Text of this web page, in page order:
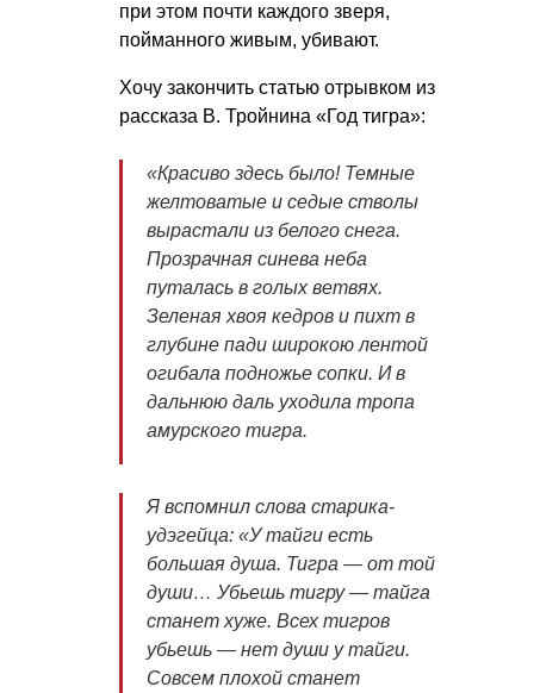
при этом почти каждого зверя,
пойманного живым, убивают.
Хочу закончить статью отрывком из
рассказа В. Тройнина «Год тигра»:
«Красиво здесь было! Темные
желтоватые и седые стволы
вырастали из белого снега.
Прозрачная синева неба
путалась в голых ветвях.
Зеленая хвоя кедров и пихт в
глубине пади широкою лентой
огибала подножье сопки. И в
дальнюю даль уходила тропа
амурского тигра.
Я вспомнил слова старика-
удэгейца: «У тайги есть
большая душа. Тигра — от той
души… Убьешь тигру — тайга
станет хуже. Всех тигров
убьешь — нет души у тайги.
Совсем плохой станет